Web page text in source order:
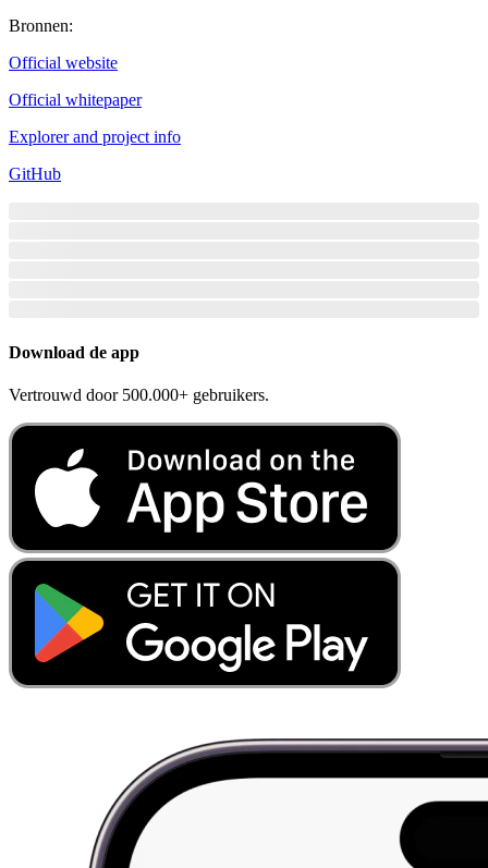
Bronnen:
Official website
Official whitepaper
Explorer and project info
GitHub
Download de app
Vertrouwd door 500.000+ gebruikers.